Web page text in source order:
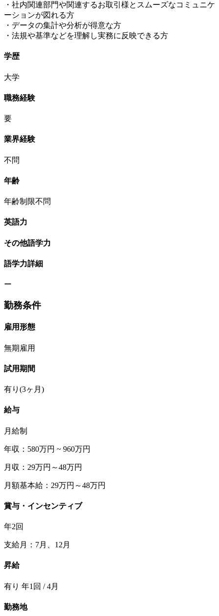
・社内関連部門や関連するお取引様とスムーズなコミュニケ
ーションが図れる方
・データの集計や分析が得意な方
・法規や基準などを理解し実務に反映できる方
学歴
大学
職務経験
要
業界経験
不問
年齢
年齢制限不問
英語力
その他語学力
語学力詳細
ー
勤務条件
雇用形態
無期雇用
試用期間
有り(3ヶ月)
給与
月給制
年収：580万円 ~ 960万円
月収：29万円～48万円
月額基本給：29万円～48万円
賞与・インセンティブ
年2回
支給月：7月、12月
昇給
有り 年1回 / 4月
勤務地